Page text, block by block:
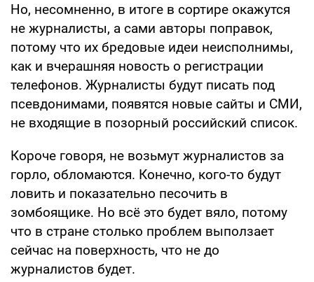
Но, несомненно, в итоге в сортире окажутся
не журналисты, а сами авторы поправок,
потому что их бредовые идеи неисполнимы,
как и вчерашняя новость о регистрации
телефонов. Журналисты будут писать под
псевдонимами, появятся новые сайты и СМИ,
не входящие в позорный российский список.
Короче говоря, не возьмут журналистов за
горло, обломаются. Конечно, кого-то будут
ловить и показательно песочить в
зомбоящике. Но всё это будет вяло, потому
что в стране столько проблем выползает
сейчас на поверхность, что не до
журналистов будет.